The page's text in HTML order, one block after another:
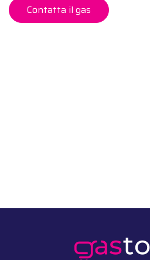
Contatta il gas